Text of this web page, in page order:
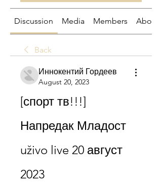
Discussion Media Members About
Back
Иннокентий Гордеев
August 20, 2023
[спорт тв!!!]
Напредак Младост
uživo live 20 август
2023